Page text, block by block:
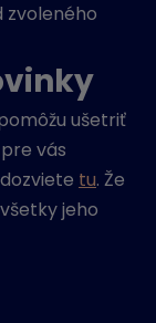
zvoleného
ušetriť
vás
tu. Že
jeho